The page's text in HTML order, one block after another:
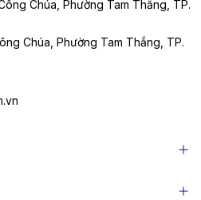
Chúa, Phường Tam Thắng, TP.
Chúa, Phường Tam Thắng, TP.